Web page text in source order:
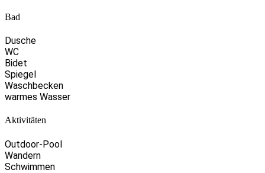
Bad
Dusche
WC
Bidet
Spiegel
Waschbecken
warmes Wasser
Aktivitäten
Outdoor-Pool
Wandern
Schwimmen